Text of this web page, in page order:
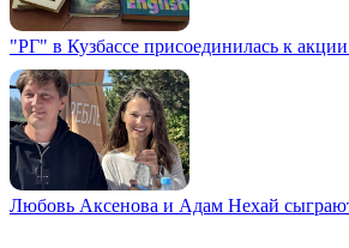
"РГ" в Кузбассе присоединилась к
Любовь Аксенова и Адам Нехай